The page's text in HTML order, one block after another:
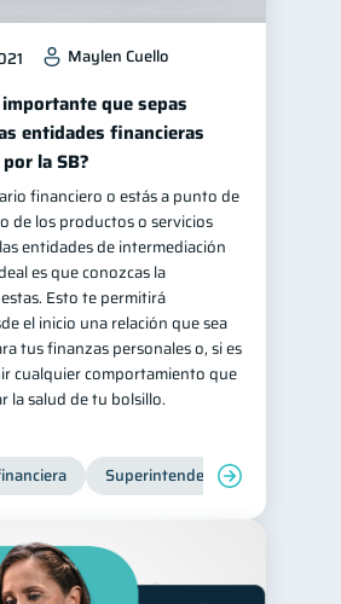
Maylen Cuello
que sepas
entidades financieras
la SB?
financiero o estás a punto de
de los productos o servicios
entidades de intermediación
es que conozcas la
Esto te permitirá
el inicio una relación que sea
tus finanzas personales o, si es
cualquier comportamiento que
la salud de tu bolsillo.
Superintendencia de Bancos